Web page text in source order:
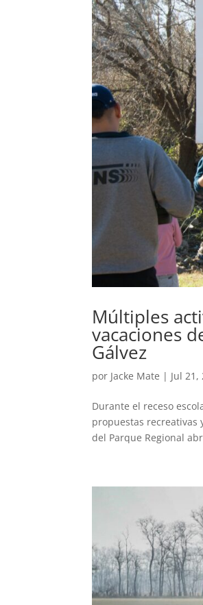
Múltiples
vacaciones
Gálvez
por Jacke Mate | Jul 21,
Durante el receso
propuestas recreativas
del Parque Regional